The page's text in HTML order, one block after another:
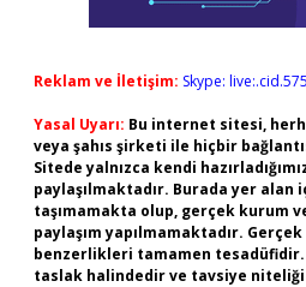
Reklam ve İletişim: Skype:
Yasal Uyarı: Bu internet sitesi,
veya şahıs şirketi ile hiçbir
Sitede yalnızca kendi
paylaşılmaktadır. Burada yer
taşımamakta olup, gerçek kurum
paylaşım yapılmamaktadır.
benzerlikleri tamamen
taslak halindedir ve tavsiye niteliği